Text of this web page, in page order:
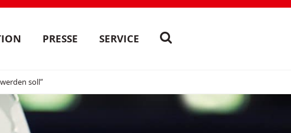
PRESSE SERVICE
soll“